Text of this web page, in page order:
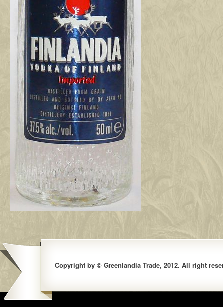
Copyright by © Greenlandia Trade, 2012. All right